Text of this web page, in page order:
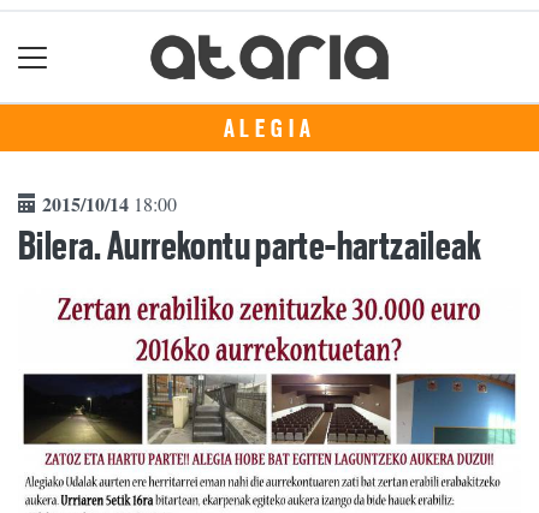
ALEGIA
2015/10/14 18:00
Bilera. Aurrekontu parte-hartzaileak